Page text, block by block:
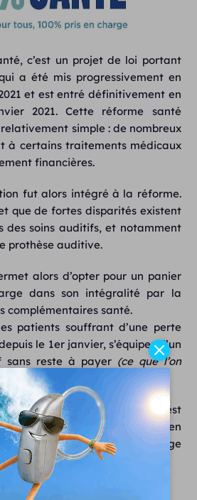
c’est un projet de loi portant
a été mis progressivement en
et est entré définitivement en
2021. Cette réforme santé
simple : de nombreux
à certains traitements médicaux
financières.
fut alors intégré à la réforme.
que de fortes disparités existent
des soins auditifs, et notamment
prothèse auditive.
alors d’opter pour un panier
dans son intégralité par la
complémentaires santé.
patients souffrant d’une perte
le 1er janvier, s’équiper d’un
sans reste à payer (ce que l’on
les frais à charge)
.
bénéficier de cette offre est
médecin ORL et d’être en
pour un appareillage